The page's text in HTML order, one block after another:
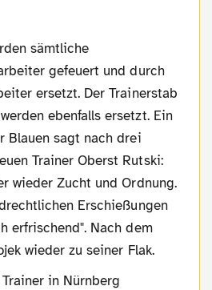
gefeuert und durch
ersetzt. Der Trainerstab
ebenfalls ersetzt. Ein
Blauen sagt nach drei
Trainer Oberst Rutski:
wieder Zucht und Ordnung.
Erschießungen
erfrischend". Nach dem
wieder zu seiner Flak.